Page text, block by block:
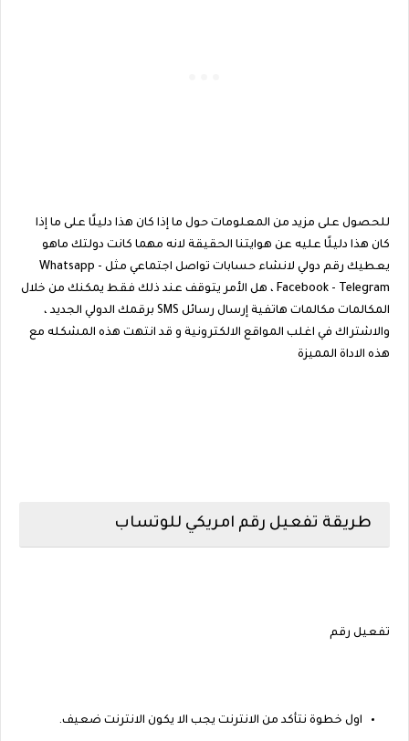
للحصول على مزيد من المعلومات حول ما إذا كان هذا دليلًا على ما إذا
كان هذا دليلًا عليه عن هوايتنا الحقيقة لانه مهما كانت دولتك ماهو
يعطيك رقم دولي لانشاء حسابات تواصل اجتماعي مثل Whatsapp -
Facebook - Telegram ، هل الأمر يتوقف عند ذلك فقط يمكنك من خلال
المكالمات مكالمات هاتفية إرسال رسائل SMS برقمك الدولي الجديد ،
والاشتراك في اغلب المواقع الالكترونية و قد انتهت هذه المشكله مع
هذه الاداة المميزة
طريقة تفعيل رقم امريكي للوتساب
تفعيل رقم
اول خطوة نتأكد من الانترنت يجب الا يكون الانترنت ضعيف.